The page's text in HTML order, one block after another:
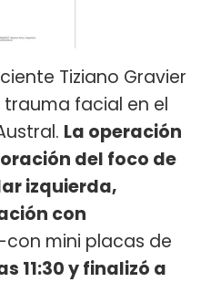
Tiziano Gravier
facial en el
La operación
del foco de
izquierda,
con
con mini placas de
11:30 y finalizó a